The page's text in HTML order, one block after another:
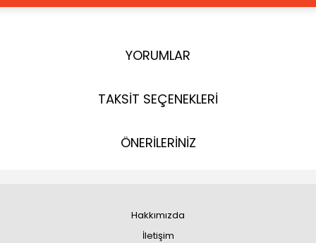
YORUMLAR
TAKSİT SEÇENEKLERİ
ÖNERİLERİNİZ
Hakkımızda
İletişim